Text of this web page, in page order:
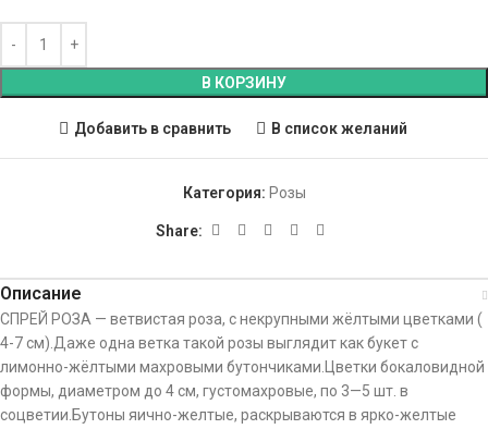
В КОРЗИНУ
Добавить в сравнить В список желаний
Категория: Розы
Share:
Описание
СПРЕЙ РОЗА — ветвистая роза, с некрупными жёлтыми цветками (
4-7 см).Даже одна ветка такой розы выглядит как букет с
лимонно-жёлтыми махровыми бутончиками.Цветки бокаловидной
формы, диаметром до 4 см, густомахровые, по 3—5 шт. в
соцветии.Бутоны яично-желтые, раскрываются в ярко-желтые